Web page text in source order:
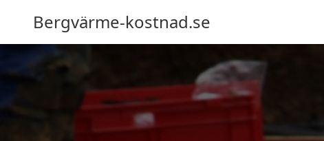
Bergvärme-kostnad.se